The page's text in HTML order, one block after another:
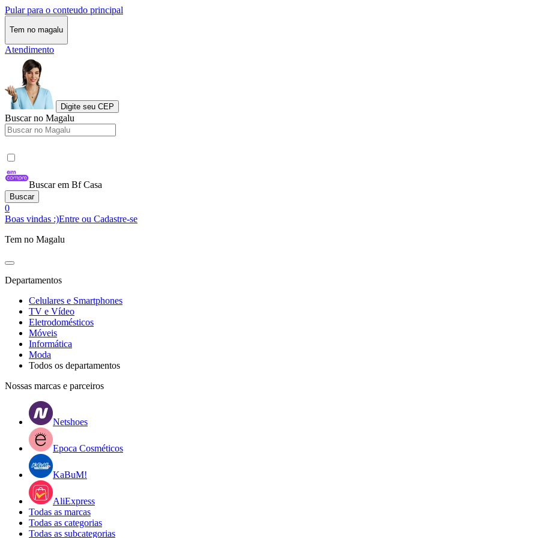
Pular para o conteudo principal
Tem no magalu
Atendimento
Digite seu CEP
Buscar no Magalu
Buscar em Bf Casa
Buscar
0
Boas vindas :)Entre ou Cadastre-se
Tem no Magalu
Departamentos
Celulares e Smartphones
TV e Vídeo
Eletrodomésticos
Móveis
Informática
Moda
Todos os departamentos
Nossas marcas e parceiros
Netshoes
Epoca Cosméticos
KaBuM!
AliExpress
Todas as marcas
Todas as categorias
Todas as subcategorias